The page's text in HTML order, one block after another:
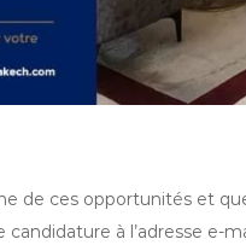
de ces opportunités et
à l’adresse e-